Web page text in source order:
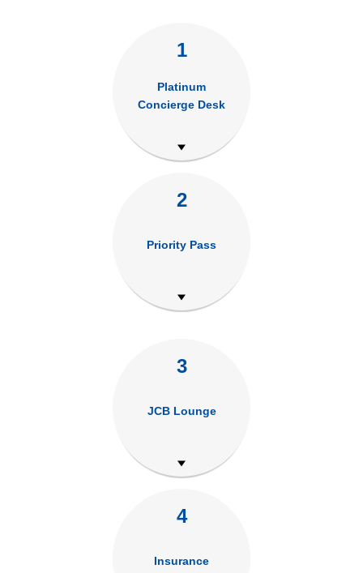
1
Platinum
Concierge Desk
2
Priority Pass
3
JCB Lounge
4
Insurance